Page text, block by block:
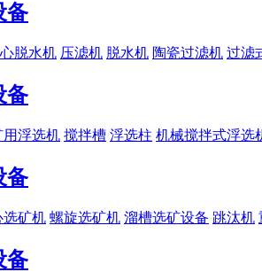
备
脱水机 压滤机 脱水机 陶瓷过滤机 过滤
备
用浮选机 搅拌槽 浮选柱 机械搅拌式浮选
备
选矿机 螺旋选矿机 溜槽选矿设备 跳汰机
备